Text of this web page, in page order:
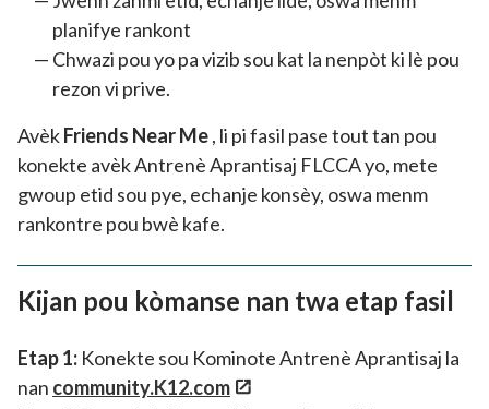
planifye rankont
Chwazi pou yo pa vizib sou kat la nenpòt ki lè pou
rezon vi prive.
AvèkFriends Near Me, li pi fasil pase tout tan pou
konekte avèk Antrenè Aprantisaj FLCCA yo, mete
gwoup etid sou pye, echanje konsèy, oswa menm
rankontre pou bwè kafe.
Kijan pou kòmanse nan twa etap fasil
Etap 1: Konekte sou Kominote Antrenè Aprantisaj la
nan community.K12.com